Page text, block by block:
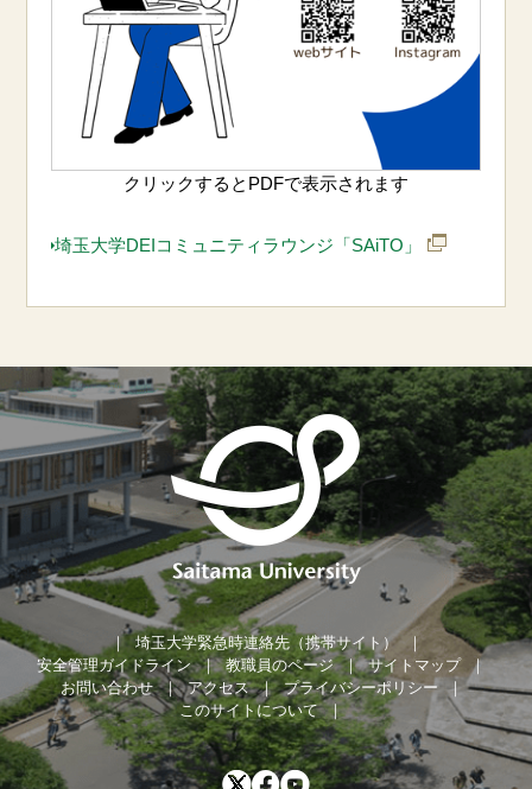
クリックするとPDFで表示されます
埼玉大学DEIコミュニティラウンジ「SAiTO」
埼玉大学緊急時連絡先（携帯サイト）
安全管理ガイドライン
教職員のページ
サイトマップ
お問い合わせ
アクセス
プライバシーポリシー
このサイトについて